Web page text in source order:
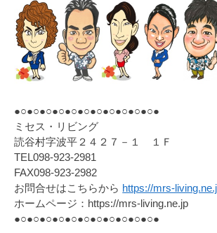
●○●○●○●○●○●○●○●○●○●○●○●
ミセス・リビング
読谷村字波平２４２７－１ １Ｆ
TEL098-923-2981
FAX098-923-2982
お問合せはこちらから https://mrs-
ホームページ：https://mrs-living.ne.jp
●○●○●○●○●○●○●○●○●○●○●○●